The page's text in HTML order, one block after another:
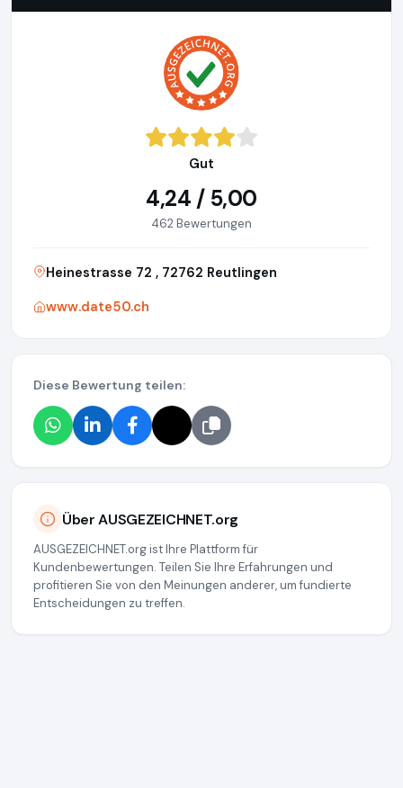
Gut
4,24 / 5,00
462 Bewertungen
Heinestrasse 72 , 72762 Reutlingen
www.date50.ch
Diese Bewertung teilen:
Über AUSGEZEICHNET.org
AUSGEZEICHNET.org ist Ihre Plattform für
Kundenbewertungen. Teilen Sie Ihre Erfahrungen und
profitieren Sie von den Meinungen anderer, um fundierte
Entscheidungen zu treffen.